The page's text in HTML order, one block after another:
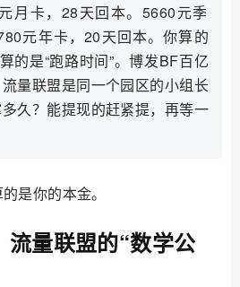
月卡，28天回本。5660元季
元年卡，20天回本。你算的
的是“跑路时间”。博发BF百亿
量联盟是同一个园区的小组长
久？能提现的赶紧提，再等一
是你的本金。
流量联盟的“数学公